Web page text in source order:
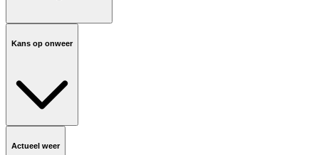
Kans op onweer
Actueel weer